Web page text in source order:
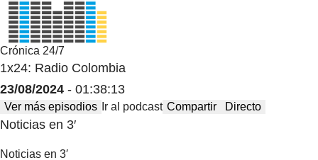
Crónica 24/7
1x24: Radio Colombia
23/08/2024 - 01:38:13
Ver más episodios Ir al podcast Compartir Directo
Noticias en 3′
Noticias en 3′